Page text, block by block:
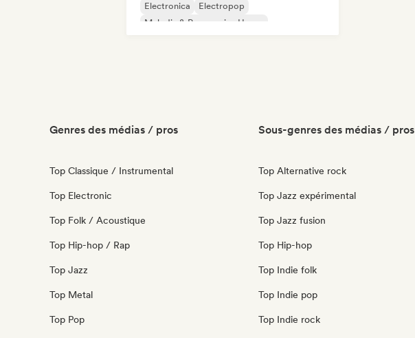
Electronica
Electropop
Melodic & Progressive House
Genres des médias / pros
Top Classique / Instrumental
Top Electronic
Top Folk / Acoustique
Top Hip-hop / Rap
Top Jazz
Top Metal
Top Pop
Sous-genres des médias / pros
Top Alternative rock
Top Jazz expérimental
Top Jazz fusion
Top Hip-hop
Top Indie folk
Top Indie pop
Top Indie rock